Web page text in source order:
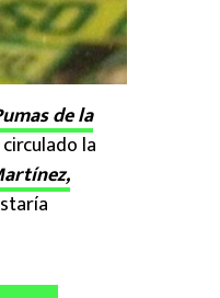
de la
la